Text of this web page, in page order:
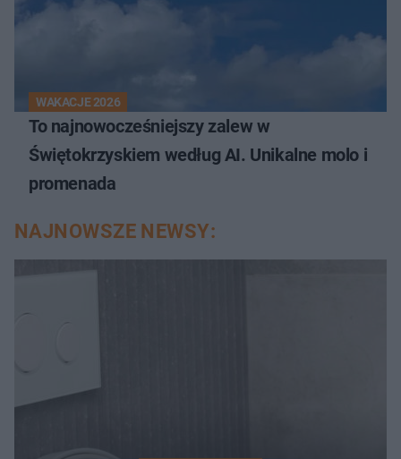
WAKACJE 2026
To najnowocześniejszy zalew w
Świętokrzyskiem według AI. Unikalne molo i
promenada
NAJNOWSZE NEWSY: